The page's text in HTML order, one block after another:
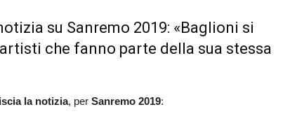
su Sanremo 2019: «Baglioni si
che fanno parte della sua stessa
la notizia, per Sanremo 2019: